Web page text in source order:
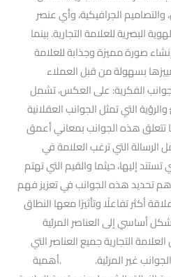
والتصاميم الجرافيكية، وأي عنصر
البصرية للعلامة التجارية. بينما
صورة مميزة وجذابة للعلامة
بسهولة من قبل العملاء
الفكرية: على العكس، تشمل
التي تمثل الجوانب العقلانية
تتعلق هذه الجوانب بمعاني أعمق
الرسالة التي ترغب العلامة في
إليها، حيثما والقيم التي تهتم
تحديد هذه الجوانب في تعزيز فهم
أكثر تفاعلًا وتأثيرًا معها النطاق
أساسي إلى العناصر المرئية
التجارية جميع العناصر التي
الجوانب غير المرئية. .أهمية